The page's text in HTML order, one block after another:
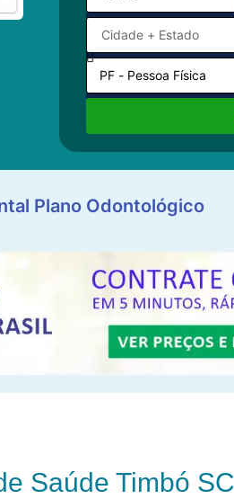
Plano Odontológico
Saúde Timbó SC